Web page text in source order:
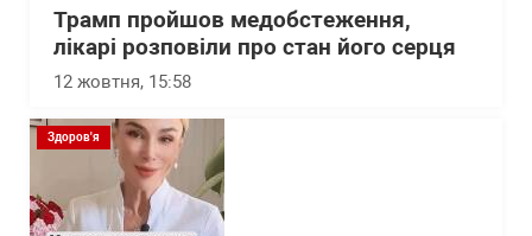
Трамп пройшов медобстеження,
лікарі розповіли про стан його серця
12 жовтня, 15:58
Здоров'я